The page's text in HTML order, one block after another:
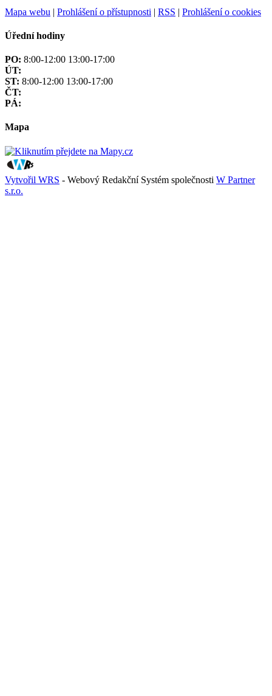
Mapa webu | Prohlášení o přístupnosti | RSS | Prohlášení o cookies
Úřední hodiny
PO: 8:00-12:00 13:00-17:00
ÚT:
ST: 8:00-12:00 13:00-17:00
ČT:
PÁ:
Mapa
Vytvořil WRS - Webový Redakční Systém společnosti W Partner
s.r.o.